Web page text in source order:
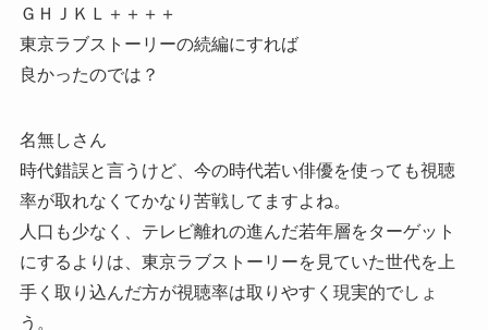
ＧＨＪＫＬ＋＋＋＋
東京ラブストーリーの続編にすれば
良かったのでは？
名無しさん
時代錯誤と言うけど、今の時代若い俳優を使っても視聴
率が取れなくてかなり苦戦してますよね。
人口も少なく、テレビ離れの進んだ若年層をターゲット
にするよりは、東京ラブストーリーを見ていた世代を上
手く取り込んだ方が視聴率は取りやすく現実的でしょ
う。